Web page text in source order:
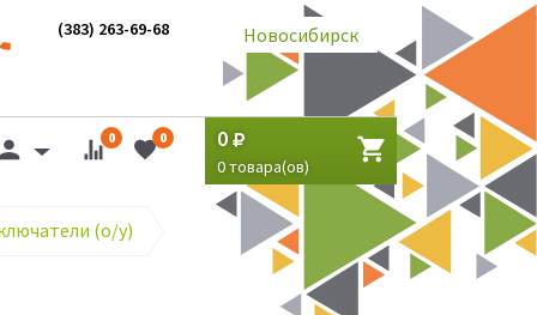
(383) 263-69-68 Новосибирск
0 0 0
0товара(ов)
(о/у)